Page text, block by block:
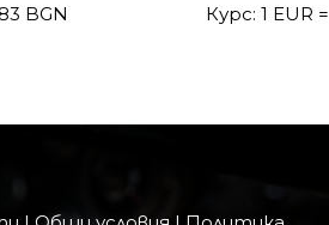
BGN Курс: 1 EUR